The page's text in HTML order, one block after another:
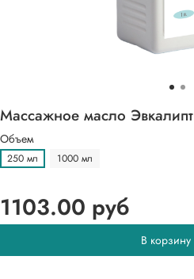
Массажное масло Эвкалипт
Объем
250 мл 1000 мл
1103.00 руб
В корзину